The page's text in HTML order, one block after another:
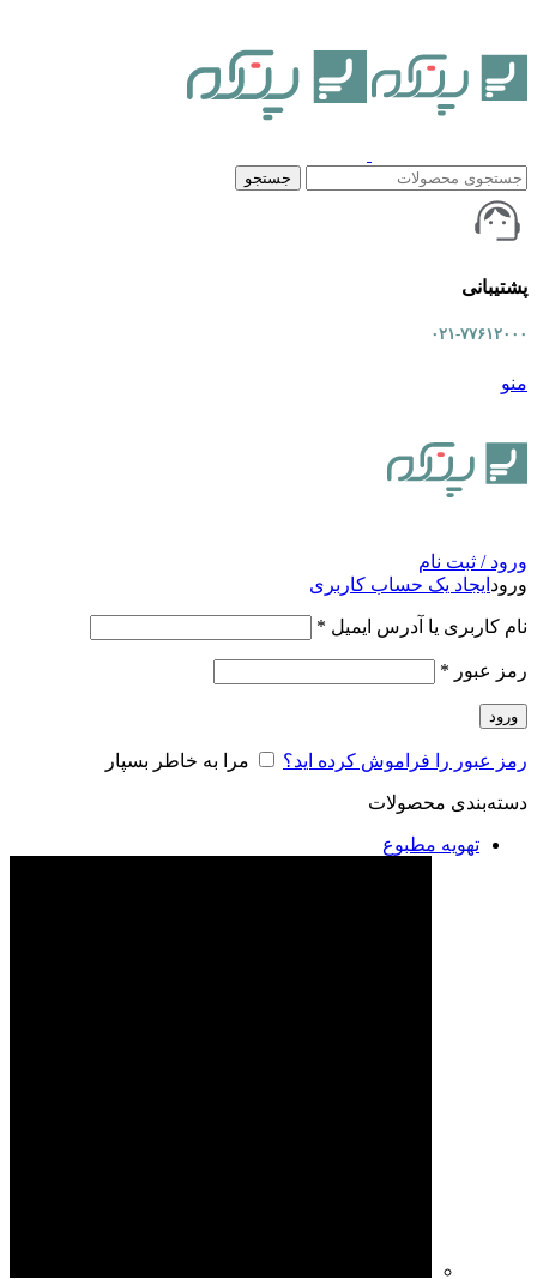
جستجو
پشتیبانی
۰۲۱-۷۷۶۱۲۰۰۰
منو
ورود / ثبت نام
ورود ایجاد یک حساب کاربری
نام کاربری یا آدرس ایمیل *
رمز عبور *
ورود
رمز عبور را فراموش کرده اید؟ مرا به خاطر بسپار
دسته‌بندی محصولات
تهویه مطبوع